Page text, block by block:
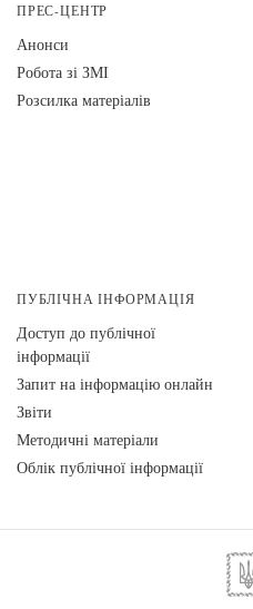
ПРЕС-ЦЕНТР
Анонси
Робота зі ЗМІ
Розсилка матеріалів
ПУБЛІЧНА ІНФОРМАЦІЯ
Доступ до публічної
інформації
Запит на інформацію онлайн
Звіти
Методичні матеріали
Облік публічної інформації